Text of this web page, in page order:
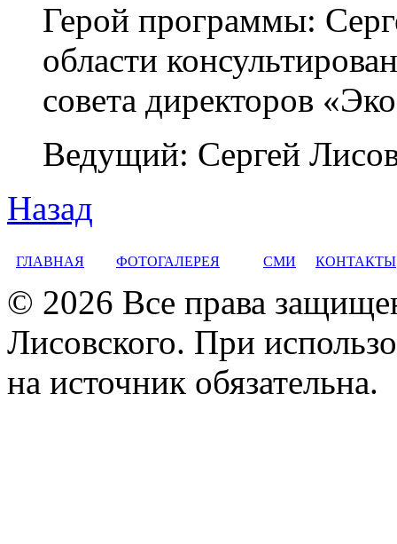
Герой программы:
области
совета директоров
Ведущий: Сергей
Назад
ГЛАВНАЯ ФОТОГАЛЕРЕЯ СМИ КОНТАКТЫ
© 2026 Все права
Лисовского. При
на источник обязательна.